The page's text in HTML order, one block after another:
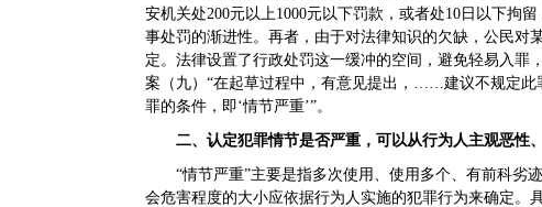
安机关处200元以上1000元以下罚款，或者处10日以下拘
事处罚的渐进性。再者，由于对法律知识的欠缺，公民对
定。法律设置了行政处罚这一缓冲的空间，避免轻易入罪
案（九）“在起草过程中，有意见提出，……建议不规定此
罪的条件，即‘情节严重’”。
二、认定犯罪情节是否严重，可以从行为人主观恶性
“情节严重”主要是指多次使用、使用多个、有前科劣
会危害程度的大小应依据行为人实施的犯罪行为来确定。